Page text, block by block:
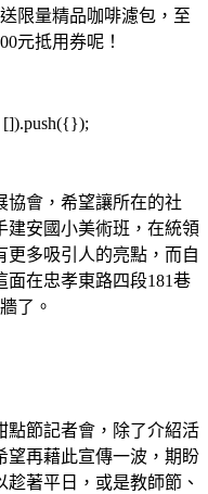
限量精品咖啡濾包，至
元抵用券呢！
[]).push({});
協會，希望讓所在的社
建安國小美術班，在統領
更多吸引人的亮點，而自
面在忠孝東路四段181巷
了。
點節記者會，除了介紹活
望再藉此宣傳一波，期盼
著平日，或是教師節、